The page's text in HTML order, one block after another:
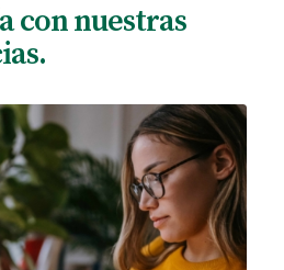
con nuestras